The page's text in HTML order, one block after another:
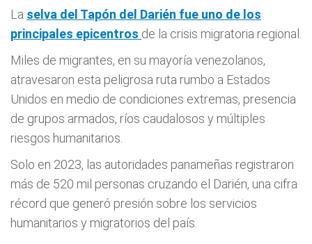
La selva del Tapón del Darién fue uno de los
principales epicentros de la crisis migratoria regional.
Miles de migrantes, en su mayoría venezolanos,
atravesaron esta peligrosa ruta rumbo a Estados
Unidos en medio de condiciones extremas, presencia
de grupos armados, ríos caudalosos y múltiples
riesgos humanitarios.
Solo en 2023, las autoridades panameñas registraron
más de 520 mil personas cruzando el Darién, una cifra
récord que generó presión sobre los servicios
humanitarios y migratorios del país.